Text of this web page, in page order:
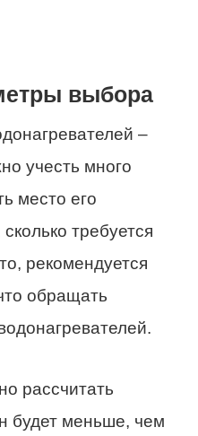
выбора
–
учесть много
место его
требуется
рекомендуется
обращать
рассчитать
будет меньше, чем